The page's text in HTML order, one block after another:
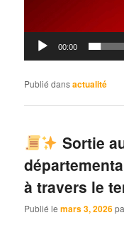
00:00
Publié dansactualité
Sortie
à travers le
Publié lemars 3, 2026